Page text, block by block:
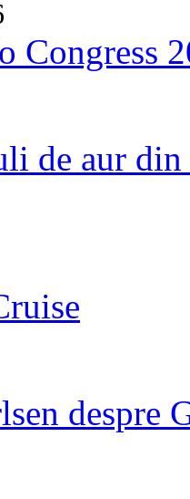
Congress
de aur
despre